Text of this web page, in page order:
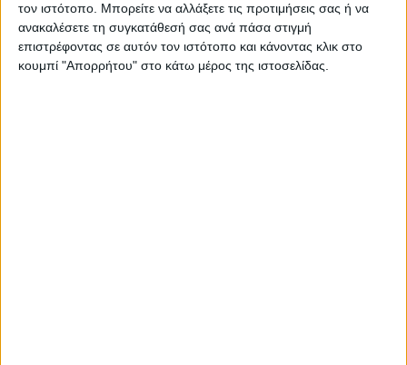
τον ιστότοπο. Μπορείτε να αλλάξετε τις προτιμήσεις σας ή να
ανακαλέσετε τη συγκατάθεσή σας ανά πάσα στιγμή
επιστρέφοντας σε αυτόν τον ιστότοπο και κάνοντας κλικ στο
κουμπί "Απορρήτου" στο κάτω μέρος της ιστοσελίδας.